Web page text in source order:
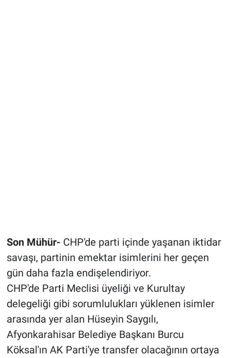
Son Mühür- CHP'de parti içinde yaşanan iktidar
savaşı, partinin emektar isimlerini her geçen
gün daha fazla endişelendiriyor.
CHP'de Parti Meclisi üyeliği ve Kurultay
delegeliği gibi sorumlulukları yüklenen isimler
arasında yer alan Hüseyin Saygılı,
Afyonkarahisar Belediye Başkanı Burcu
Köksal'ın AK Parti'ye transfer olacağının ortaya